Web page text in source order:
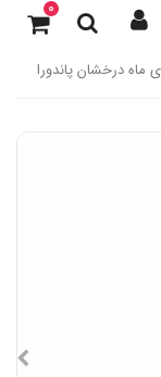
0
ماه درخشان پاندورا